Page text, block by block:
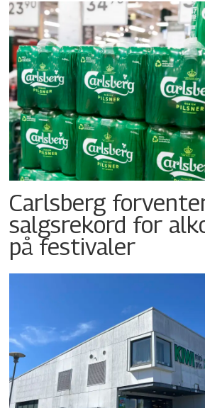
Carlsberg
salgsrekord for
på festivaler